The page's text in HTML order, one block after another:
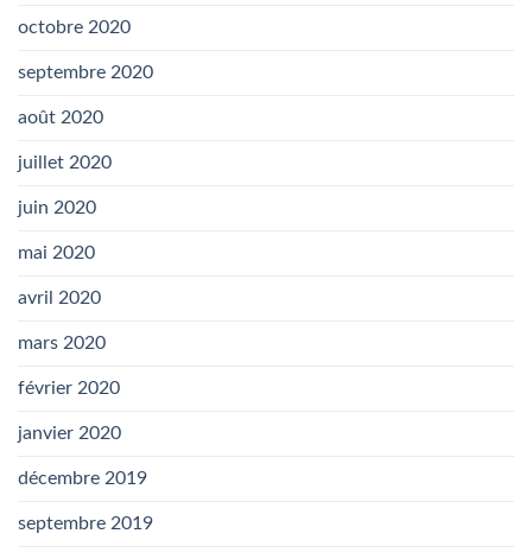
octobre 2020
septembre 2020
août 2020
juillet 2020
juin 2020
mai 2020
avril 2020
mars 2020
février 2020
janvier 2020
décembre 2019
septembre 2019